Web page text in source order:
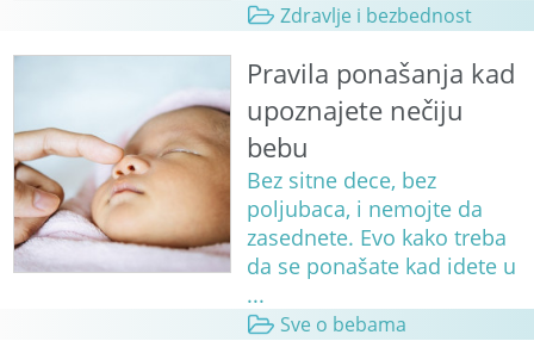
Zdravlje i bezbednost
Pravila ponašanja kad
upoznajete nečiju
bebu
Bez sitne dece, bez
poljubaca, i nemojte da
zasednete. Evo kako treba
da se ponašate kad idete u
...
Sve o bebama